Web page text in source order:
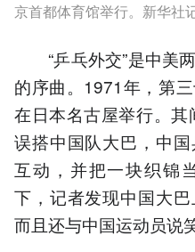
京首都体育馆举行。新华社
“乒乓外交”是中美
的序曲。1971年，第
在日本名古屋举行。其
误搭中国队大巴，中
互动，并把一块织锦
下，记者发现中国大
而且还与中国运动员说